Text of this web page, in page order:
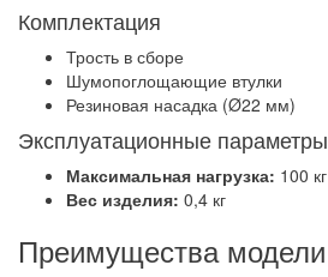
Комплектация
Трость в сборе
Шумопоглощающие втулки
Резиновая насадка (Ø22 мм)
Эксплуатационные параметры
Максимальная нагрузка: 100 кг
Вес изделия: 0,4 кг
Преимущества модели